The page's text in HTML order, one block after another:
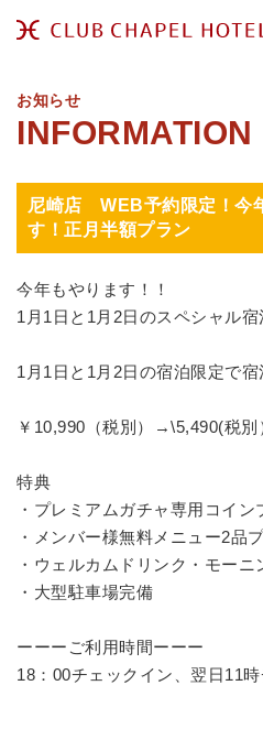
お知らせ
尼崎店 WEB予約限定！今
す！正月半額プラン
今年もやります！！
1月1日と1月2日のスペシャル
1月1日と1月2日の宿泊限定で宿
￥10,990（税別）→\5,490(税別
特典
・プレミアムガチャ専用コイン
・メンバー様無料メニュー2品
・ウェルカムドリンク・モーニ
・大型駐車場完備
ーーーご利用時間ーーー
18：00チェックイン、翌日11